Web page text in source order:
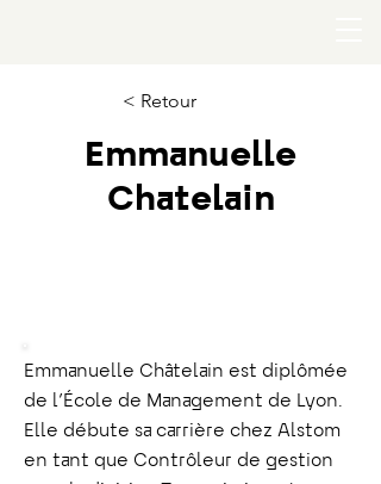
< Retour
Emmanuelle
Chatelain
Emmanuelle Châtelain est diplômée
de l’École de Management de Lyon.
Elle débute sa carrière chez Alstom
en tant que Contrôleur de gestion